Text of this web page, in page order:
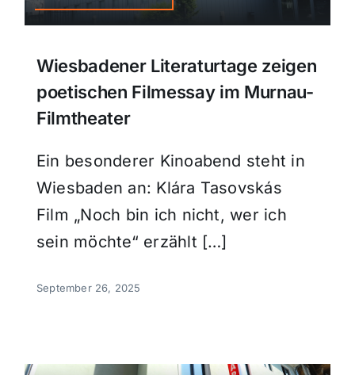
Wiesbadener Literaturtage zeigen
poetischen Filmessay im Murnau-
Filmtheater
Ein besonderer Kinoabend steht in
Wiesbaden an: Klára Tasovskás
Film „Noch bin ich nicht, wer ich
sein möchte“ erzählt […]
September 26, 2025